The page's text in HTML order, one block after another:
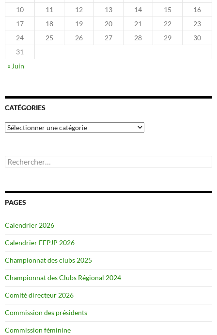
10
11 12 13 14 15
16
17
18 19 20 21 22
23
24
25 26 27 28 29
30
31
« Juin
CATÉGORIES
Catégories
Rechercher :
PAGES
Calendrier 2026
Calendrier FFPJP 2026
Championnat des clubs 2025
Championnat des Clubs Régional 2024
Comité directeur 2026
Commission des présidents
Commission féminine